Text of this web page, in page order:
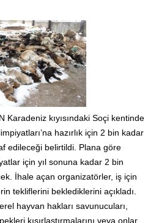
Karadeniz kıyısındaki Soçi kentinde
hazırlık için 2 bin kadar
edileceği belirtildi. Plana göre
için yıl sonuna kadar 2 bin
İhale açan organizatörler, iş için
tekliflerini beklediklerini açıkladı.
hayvan hakları savunucuları,
kısırlaştırmalarını veya onlar